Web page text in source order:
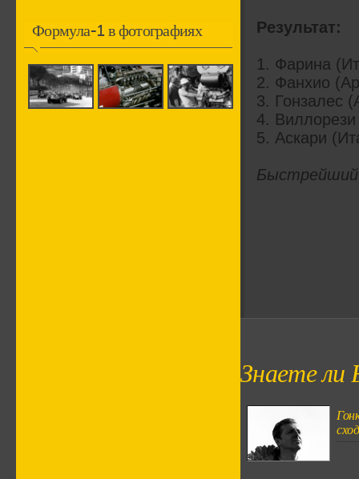
Формула-1 в фотографиях Результат:
1. Фарина
2. Фанхио
3. Гонзалес
4.
5. Аскари
Быстрейший
Знаете ли